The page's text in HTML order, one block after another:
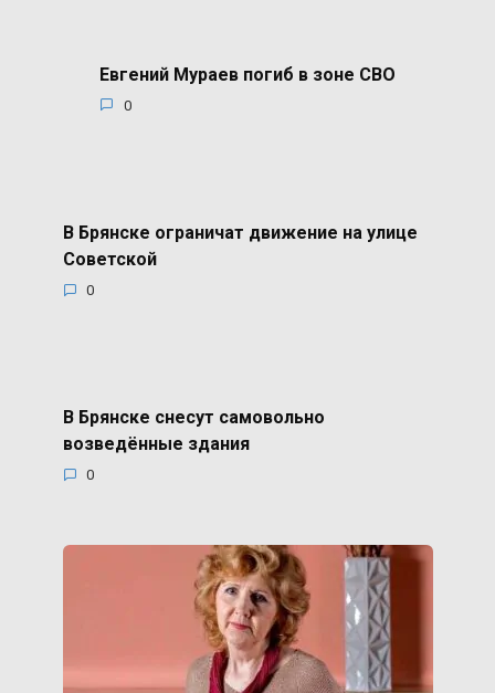
Евгений Мураев погиб в зоне СВО
0
В Брянске ограничат движение на улице
Советской
0
В Брянске снесут самовольно
возведённые здания
0